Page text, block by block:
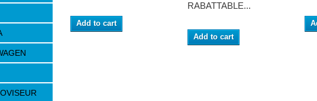
Add to cart
RABATTABLE...
Add to cart